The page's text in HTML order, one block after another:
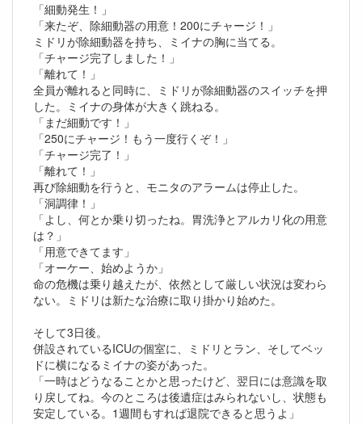
「細動発生！」
「来たぞ、除細動器の用意！200にチャージ！」
ミドリが除細動器を持ち、ミイナの胸に当てる。
「チャージ完了しました！」
「離れて！」
全員が離れると同時に、ミドリが除細動器のスイッチを押
した。ミイナの身体が大きく跳ねる。
「まだ細動です！」
「250にチャージ！もう一度行くぞ！」
「チャージ完了！」
「離れて！」
再び除細動を行うと、モニタのアラームは停止した。
「洞調律！」
「よし、何とか乗り切ったね。胃洗浄とアルカリ化の用意
は？」
「用意できてます」
「オーケー、始めようか」
命の危機は乗り越えたが、依然として厳しい状況は変わら
ない。ミドリは新たな治療に取り掛かり始めた。
そして3日後。
併設されているICUの個室に、ミドリとラン、そしてベッ
ドに横になるミイナの姿があった。
「一時はどうなることかと思ったけど、翌日には意識を取
り戻してね。今のところは後遺症はみられないし、状態も
安定している。1週間もすれば退院できると思うよ」